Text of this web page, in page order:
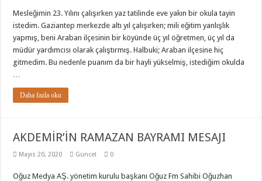
Mesleğimin 23. Yılını çalışırken yaz tatilinde eve yakın bir okula tayin
istedim. Gaziantep merkezde altı yıl çalışırken; mili eğitim yanlışlık
yapmış, beni Araban ilçesinin bir köyünde üç yıl öğretmen, üç yıl da
müdür yardımcısı olarak çalıştırmış. Halbuki; Araban ilçesine hiç
gitmedim. Bu nedenle puanım da bir hayli yükselmiş, istediğim okulda
…
Daha fazla oku
AKDEMİR’İN RAMAZAN BAYRAMI MESAJI
Mayıs 20, 2020 Güncel 0
Oğuz Medya AŞ. yönetim kurulu başkanı Oğuz Fm Sahibi Oğuzhan